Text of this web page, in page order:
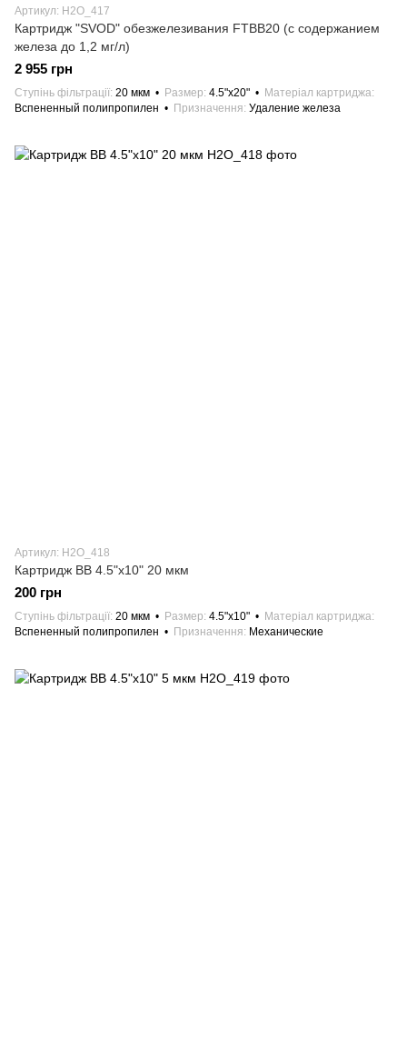
Артикул: H2О_417
Картридж "SVOD" обезжелезивания FTBB20 (с содержанием
железа до 1,2 мг/л)
2 955 грн
Ступінь фільтрації 20 мкм Размер 4.5"х20"
Матеріал картриджа
Вспененный полипропилен
Призначення Удаление железа
Артикул: H2О_418
Картридж BB 4.5"х10" 20 мкм
200 грн
Ступінь фільтрації 20 мкм Размер 4.5"х10"
Матеріал картриджа
Вспененный полипропилен
Призначення Механические